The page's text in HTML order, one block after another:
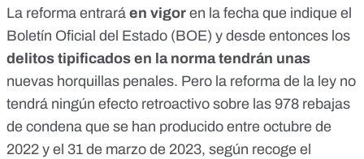
La reforma entrará en vigor en la fecha que indique el
Boletín Oficial del Estado (BOE) y desde entonces los
delitos tipificados en la norma tendrán unas
nuevas horquillas penales. Pero la reforma de la ley no
tendrá ningún efecto retroactivo sobre las 978 rebajas
de condena que se han producido entre octubre de
2022 y el 31 de marzo de 2023, según recoge el